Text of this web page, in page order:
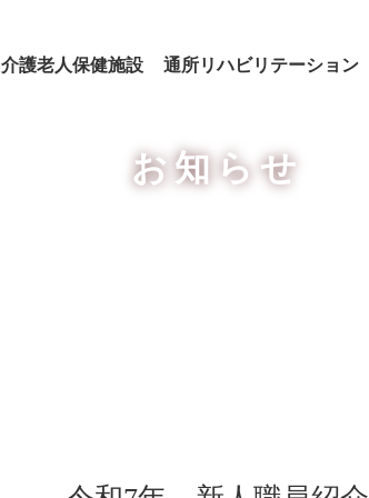
介護老人保健施設 通所リハビリテーション
お知らせ